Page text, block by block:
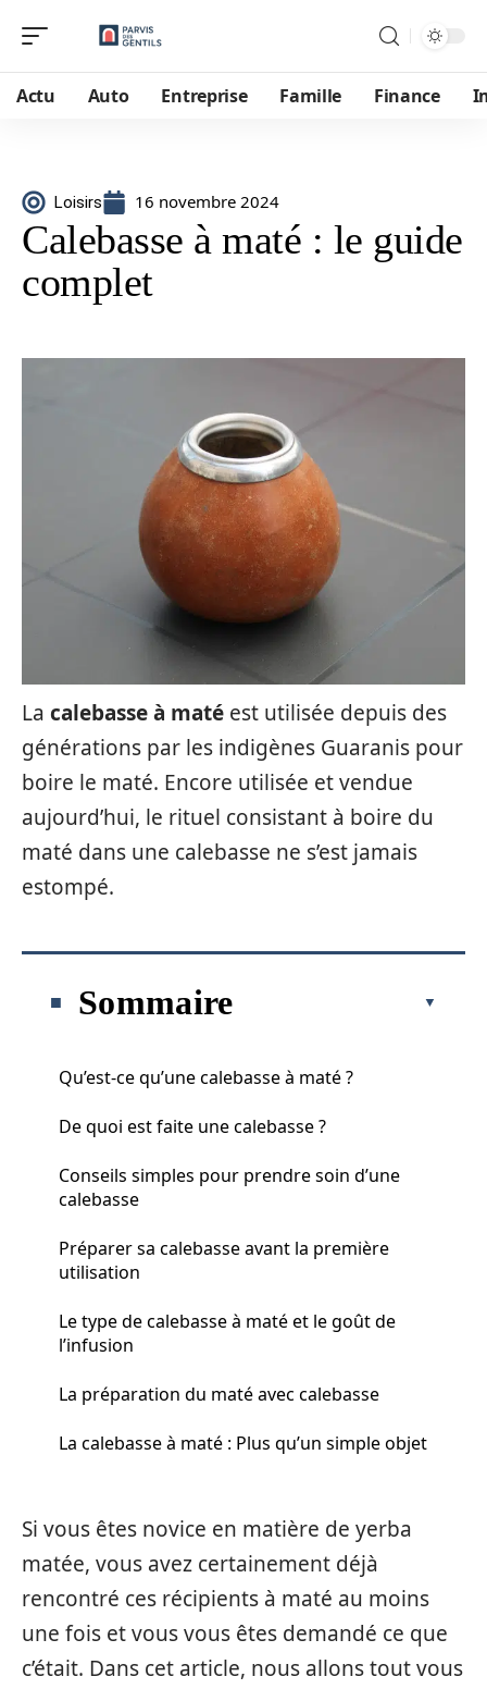
Actu Auto Entreprise Famille Finance
Loisirs 16 novembre 2024
Calebasse à maté : le guide
complet
La calebasse à maté est utilisée depuis des
générations par les indigènes Guaranis pour
boire le maté. Encore utilisée et vendue
aujourd’hui, le rituel consistant à boire du
maté dans une calebasse ne s’est jamais
estompé.
Sommaire
Qu’est-ce qu’une calebasse à maté ?
De quoi est faite une calebasse ?
Conseils simples pour prendre soin d’une
calebasse
Préparer sa calebasse avant la première
utilisation
Le type de calebasse à maté et le goût de
l’infusion
La préparation du maté avec calebasse
La calebasse à maté : Plus qu’un simple objet
Si vous êtes novice en matière de yerba
matée, vous avez certainement déjà
rencontré ces récipients à maté au moins
une fois et vous vous êtes demandé ce que
c’était. Dans cet article, nous allons tout vous